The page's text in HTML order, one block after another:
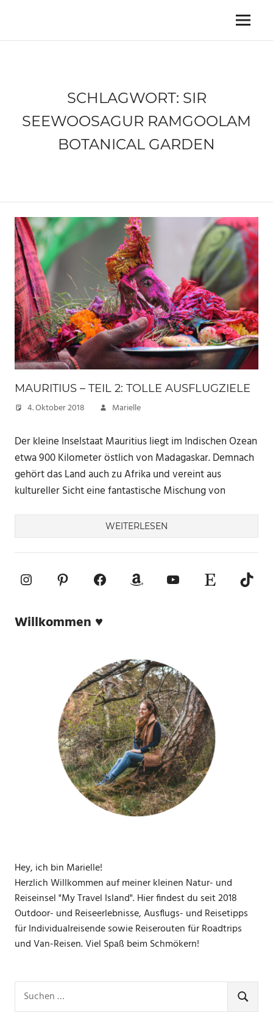
springen
Naturliebhaber
Menü
SCHLAGWORT: SIR
SEEWOOSAGUR RAMGOOLAM
BOTANICAL GARDEN
MAURITIUS – TEIL 2: TOLLE AUSFLUGZIELE
4. Oktober 2018 Marielle
Der kleine Inselstaat Mauritius liegt im Indischen Ozean
etwa 900 Kilometer östlich von Madagaskar. Demnach
gehört das Land auch zu Afrika und vereint aus
kultureller Sicht eine fantastische Mischung von
WEITERLESEN
InstagramPinterestFacebookAmazonYouTube
Etsy-Shop
Willkommen ♥
Hey, ich bin Marielle!
Herzlich Willkommen auf meiner kleinen Natur- und
Reiseinsel "My Travel Island". Hier findest du seit 2018
Outdoor- und Reiseerlebnisse, Ausflugs- und Reisetipps
für Individualreisende sowie Reiserouten für Roadtrips
und Van-Reisen. Viel Spaß beim Schmökern!
nach:
SUCHEN